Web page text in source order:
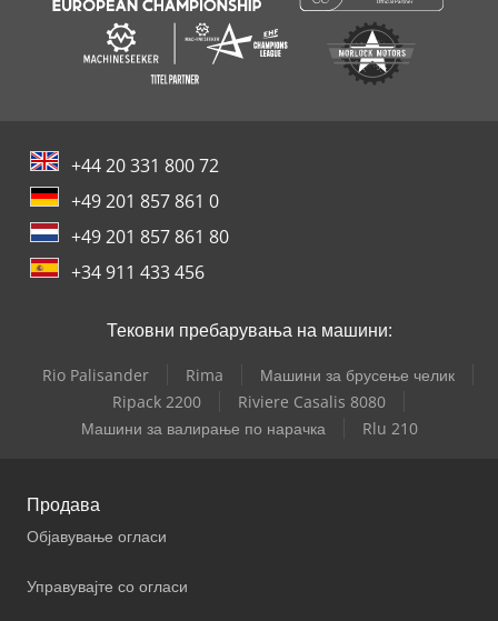
+44 20 331 800 72
+49 201 857 861 0
+49 201 857 861 80
+34 911 433 456
Тековни пребарувања на машини:
Rio Palisander Rima
Машини за брусење челик
Ripack 2200
Riviere Casalis 8080
Машини за валирање по нарачка
Rlu 210
Продава
Објавување огласи
Управувајте со огласи